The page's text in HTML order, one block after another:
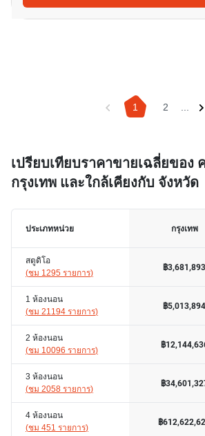
1 2 ...
เปรียบเทียบราคาขายเฉลี่ยของ
กรุงเทพ และใกล้เคียงกับ จังหวัด
ประเภทหน่วย
สตูดิโอ
(ชม 1295 รายการ)
1 ห้องนอน
(ชม 21194 รายการ)
2 ห้องนอน
(ชม 10096 รายการ)
3 ห้องนอน
(ชม 2058 รายการ)
4 ห้องนอน
(ชม 451 รายการ)
กรุงเทพ
฿3,681,893
฿5,013,894
฿
฿
฿